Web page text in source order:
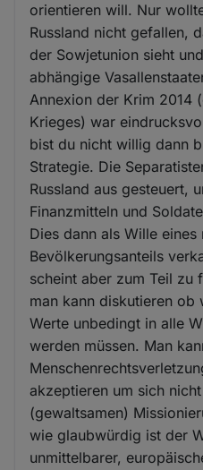
orientieren will. Nur
Russland nicht gefallen,
der Sowjetunion sieht
abhängige
Annexion der Krim 2014
Krieges) war
bist du nicht willig dann
Strategie. Die
Russland aus gesteuert,
Finanzmitteln und
Dies dann als Wille
Bevölkerungsanteils
scheint aber zum Teil zu
man kann diskutieren ob
Werte unbedingt in alle
werden müssen. Man
akzeptieren um sich
(gewaltsamen)
wie glaubwürdig ist der
unmittelbarer,